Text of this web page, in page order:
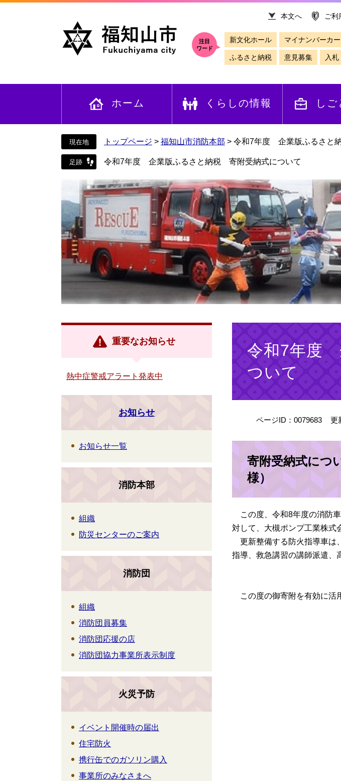
文
本文へ ご利
注目
ワード
新文化ホール マイナンバーカー
ふるさと納税 意見募集 入
ホーム くらしの情報 しご
トップページ > 福知山市消防本部 > 令和7年度 企業版ふるさと
令和7年度 企業版ふるさと納税 寄附受納式について
令和7年度
ついて
ページID：0079683 更
寄附受納式につ
様）
この度、令和8年度の消防
対して、大槻ポンプ工業株式
更新整備する防火指導車は
指導、救急講習の講師派遣、
この度の御寄附を有効に活
重要なお知らせ
熱中症警戒アラート発表中
お知らせ
お知らせ一覧
消防本部
組織
防災センターのご案内
消防団
組織
消防団員募集
消防団応援の店
消防団協力事業所表示制度
火災予防
イベント開催時の届出
住宅防火
携行缶でのガソリン購入
事業所のみなさまへ